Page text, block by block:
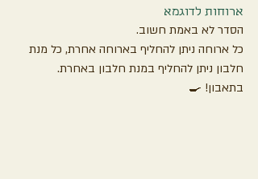
ארוחות לדוגמא
הסדר לא באמת חשוב.
כל ארוחה ניתן להחליף בארוחה אחרת, כל מנת
חלבון ניתן להחליף במנת חלבון באחרת.
בתאבון! 🍳